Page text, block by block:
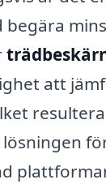
att